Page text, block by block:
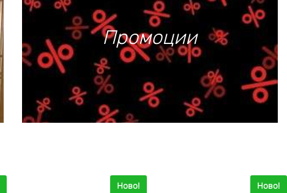
Промоции
Ново! Ново!